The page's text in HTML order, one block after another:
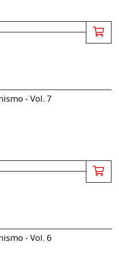
- Vol. 7
- Vol. 6